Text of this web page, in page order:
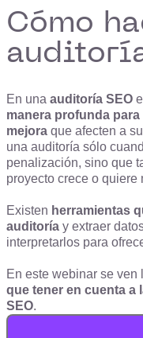
Cómo
En una auditoría SEO
manera profunda
mejora que afecten a
una auditoría sólo
penalización, sino que
proyecto crece o quiere
Existen herramientas
auditoría y extraer
interpretarlos para
En este webinar se ven
que tener en cuenta a
SEO.